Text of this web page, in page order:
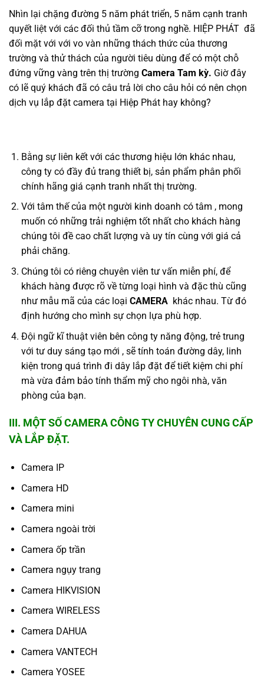
Nhìn lại chặng đường 5 năm phát triển, 5 năm cạnh tranh
quyết liệt với các đối thủ tầm cỡ trong nghề. HIỆP PHÁT đã
đối mặt với với vo vàn những thách thức của thương
trường và thử thách của người tiêu dùng để có một chỗ
đứng vững vàng trên thị trường Camera Tam kỳ. Giờ đây
có lẽ quý khách đã có câu trả lời cho câu hỏi có nên chọn
dịch vụ lắp đặt camera tại Hiệp Phát hay không?
Bằng sự liên kết với các thương hiệu lớn khác nhau,
công ty có đầy đủ trang thiết bị, sản phẩm phân phối
chính hãng giá cạnh tranh nhất thị trường.
Với tâm thế của một người kinh doanh có tâm , mong
muốn có những trải nghiệm tốt nhất cho khách hàng
chúng tôi đề cao chất lượng và uy tín cùng với giá cả
phải chăng.
Chúng tôi có riêng chuyên viên tư vấn miễn phí, để
khách hàng được rõ về từng loại hình và đặc thù cũng
như mẫu mã của các loại CAMERAkhác nhau. Từ đó
định hướng cho mình sự chọn lựa phù hợp.
Đội ngữ kĩ thuật viên bên công ty năng động, trẻ trung
với tư duy sáng tạo mới , sẽ tính toán đường dây, linh
kiện trong quá trình đi dây lắp đặt để tiết kiệm chi phí
mà vừa đảm bảo tính thẩm mỹ cho ngôi nhà, văn
phòng của bạn.
III. MỘT SỐ CAMERA CÔNG TY CHUYÊN CUNG CẤP
VÀ LẮP ĐẶT.
Camera IP
Camera HD
Camera mini
Camera ngoài trời
Camera ốp trần
Camera ngụy trang
Camera HIKVISION
Camera WIRELESS
Camera DAHUA
Camera VANTECH
Camera YOSEE